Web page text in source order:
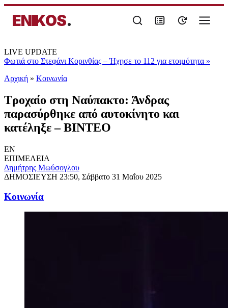
ENIKOS.
LIVE UPDATE
Φωτιά στο Στεφάνι Κορινθίας – Ήχησε το 112 για ετοιμότητα »
Αρχική » Κοινωνία
Τροχαίο στη Ναύπακτο: Άνδρας
παρασύρθηκε από αυτοκίνητο και
κατέληξε – ΒΙΝΤΕΟ
EN
ΕΠΙΜΕΛΕΙΑ
Δημήτρης Μωύσογλου
ΔΗΜΟΣΙΕΥΣΗ 23:50, Σάββατο 31 Μαΐου 2025
Κοινωνία